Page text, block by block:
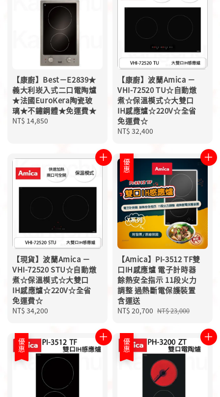
【康廚】Best－E2839★
義大利崁入式二口電陶爐
★法國EuroKera陶瓷玻
璃★不鏽鋼體★免運費★
Regular
NT$ 14,850
【康廚】波蘭Amica －
VHI-72520 TU☆自動燉
煮☆保溫模式☆大雙口
IH感應爐☆220V☆全省
免運費☆
Regular
NT$ 32,400
【現貨】波蘭Amica －
VHI-72520 STU☆自動燉
煮☆保溫模式☆大雙口
IH感應爐☆220V☆全省
免運費☆
Regular
NT$ 34,200
優惠
【Amica】PI-3512 TF雙
口IH感應爐 電子計時器
餘熱安全指示 11段火力
調整 過熱斷電保護裝置
含運送
Sale
NT$ 20,700 Regular
NT$ 23,000
優惠 優惠